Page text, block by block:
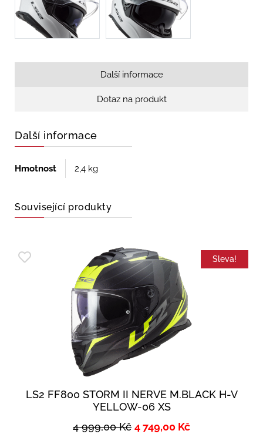
Další informace
Dotaz na produkt
Další informace
Hmotnost 2,4 kg
Související produkty
Sleva!
LS2 FF800 STORM II NERVE M.BLACK H-V
YELLOW-06 XS
4 999,00Kč 4 749,00 Kč